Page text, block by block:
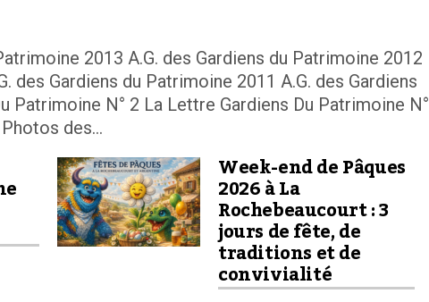
2013 A.G. des Gardiens du Patrimoine 2012
des Gardiens du Patrimoine 2011 A.G. des Gardiens
Patrimoine N° 2 La Lettre Gardiens Du Patrimoine N°
des...
Week-end de Pâques
2026 à La
Rochebeaucourt : 3
jours de fête, de
traditions et de
convivialité